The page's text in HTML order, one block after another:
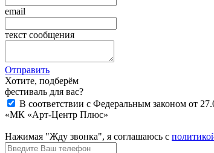
email
текст сообщения
Отправить
Хотите, подберём
фестиваль для вас?
В соответствии с Федеральным законом от
«МК «Арт-Центр Плюс»
Нажимая "Жду звонка", я соглашаюсь с